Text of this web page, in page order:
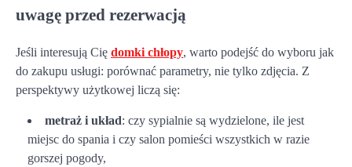
uwagę przed rezerwacją
Jeśli interesują Cię domki chłopy, warto podejść do wyboru jak
do zakupu usługi: porównać parametry, nie tylko zdjęcia. Z
perspektywy użytkowej liczą się:
metraż i układ: czy sypialnie są wydzielone, ile jest
miejsc do spania i czy salon pomieści wszystkich w razie
gorszej pogody,